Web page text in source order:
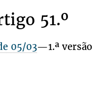
51.º
05/03—1.ª versão